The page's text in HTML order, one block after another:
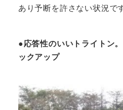
あり予断を許さない状況です
●応答性のいいトライトン
ックアップ